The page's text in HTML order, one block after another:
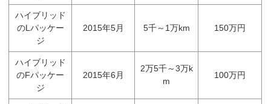
ハイブリッド
のLパッケー
ジ
2015年5月 5千～1万km 150万円
ハイブリッド
のFパッケー
ジ
2015年6月
2万5千～3万k
m
100万円